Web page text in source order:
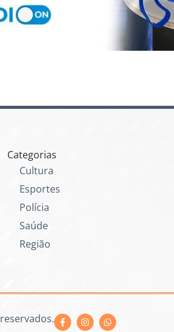
Categorias
Cultura
Esportes
Polícia
Saúde
Região